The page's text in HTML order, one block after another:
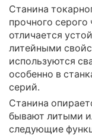
Станина
прочного
отличается
литейными
используются
особенно в
серий.
Станина
бывают литыми
следующие